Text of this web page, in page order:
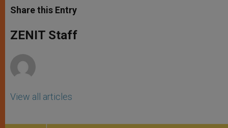
t
s
p
p
s
e
g
e
e
b
o
k
Share this Entry
ZENIT Staff
View all articles